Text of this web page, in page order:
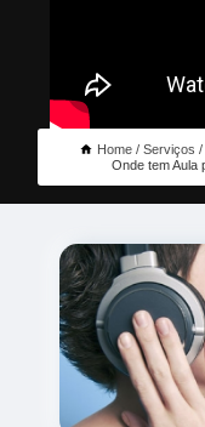
Home Serviços
Onde tem Aula